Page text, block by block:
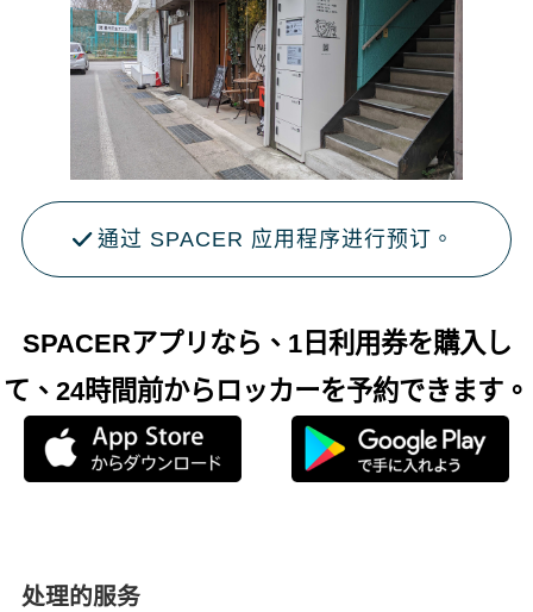
通过 SPACER 应用程序进行预订。
SPACERアプリなら、1日利用券を購入し
て、24時間前からロッカーを予約できます。
处理的服务